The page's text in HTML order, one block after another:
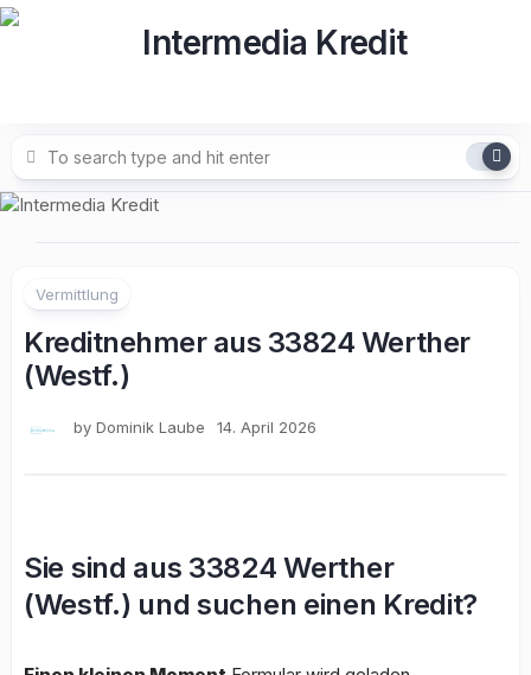
Skip
Vermittlung
Kreditnehmer aus 33824 Werther
(Westf.)
by Dominik Laube 14. April 2026
Sie sind aus 33824 Werther
(Westf.) und suchen einen Kredit?